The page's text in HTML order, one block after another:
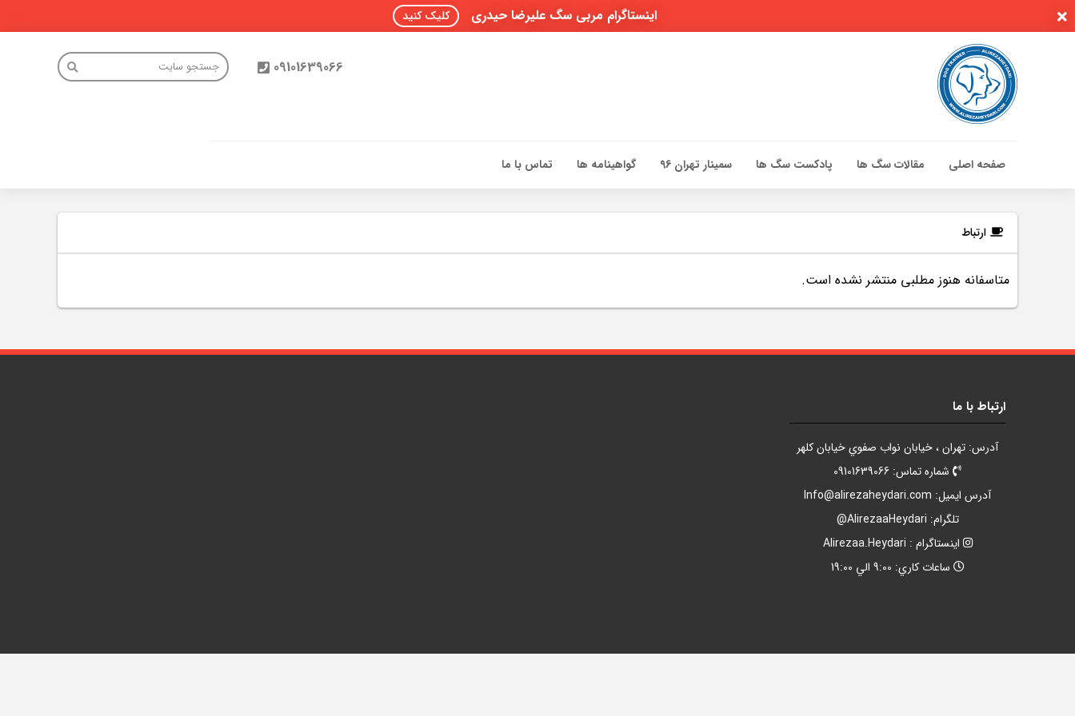
اینستاگرام مربی سگ علیرضا حیدری کلیک کنید
09101639066
صفحه اصلی مقالات سگ ها پادکست سگ ها سمینار تهران 96 گواهینامه ها تماس با ما
مقالات سگ ها
سمینار تهران 96
تماس با ما
ارتباط
متاسفانه هنوز مطلبی منتشر نشده است.
ارتباط با ما
آدرس: تهران ، خيابان نواب صفوي خيابان کلهر
شماره تماس: 09101639066
آدرس ايميل: Info@alirezaheydari.com
تلگرام: AlirezaaHeydari@
اينستاگرام : Alirezaa.Heydari
ساعات کاري: 9:00 الي 19:00